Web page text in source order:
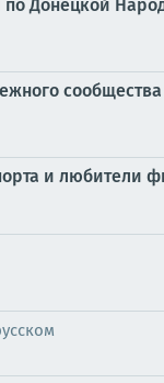
Донецкой
и любители